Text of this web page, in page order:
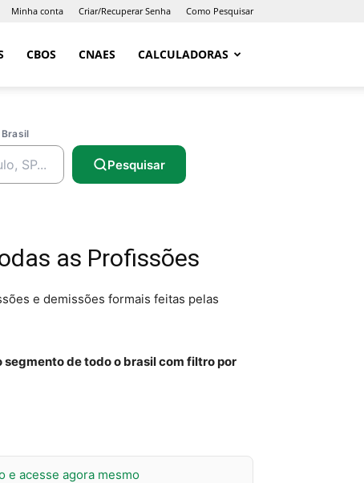
Minha conta Criar/Recuperar Senha Como Pesquisar
CBOS CNAES CALCULADORAS
Brasil
Pesquisar
as Profissões
e demissões formais feitas pelas
segmento de todo o brasil com filtro por
e acesse agora mesmo